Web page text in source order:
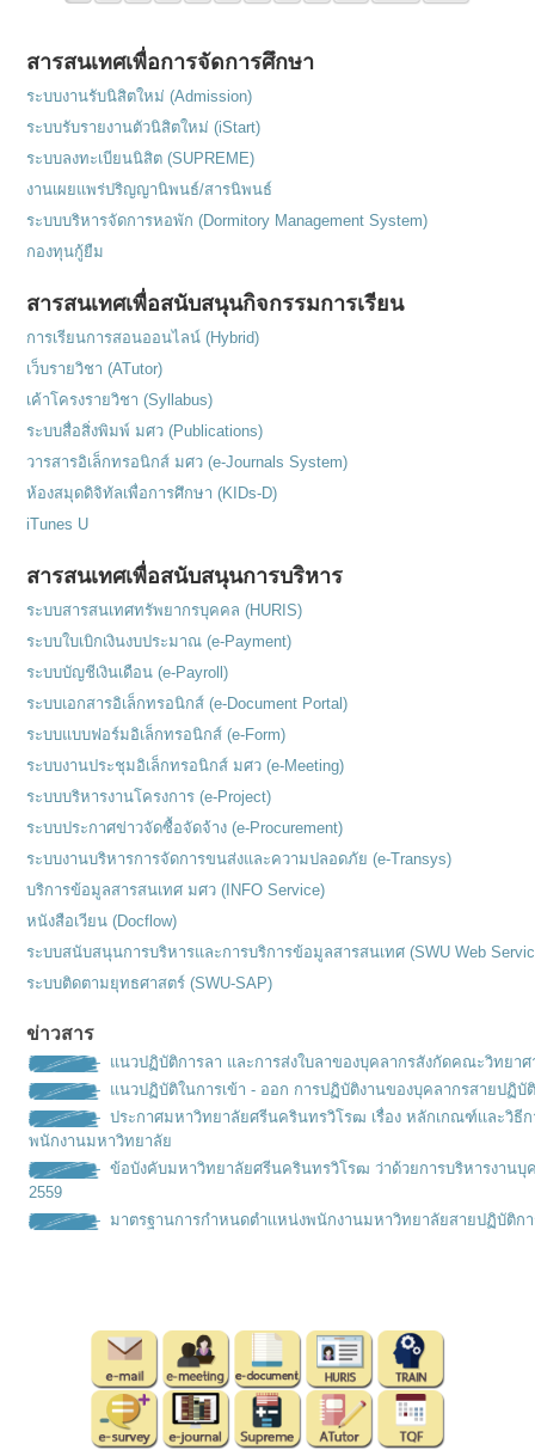
สารสนเทศเพื่อการจัดการศึกษา
ระบบงานรับนิสิตใหม่ (Admission)
ระบบรับรายงานตัวนิสิตใหม่ (iStart)
ระบบลงทะเบียนนิสิต (SUPREME)
งานเผยแพร่ปริญญานิพนธ์/สารนิพนธ์
ระบบบริหารจัดการหอพัก (Dormitory Management System)
กองทุนกู้ยืม
สารสนเทศเพื่อสนับสนุนกิจกรรมการเรียน
การเรียนการสอนออนไลน์ (Hybrid)
เว็บรายวิชา (ATutor)
เค้าโครงรายวิชา (Syllabus)
ระบบสื่อสิ่งพิมพ์ มศว (Publications)
วารสารอิเล็กทรอนิกส์ มศว (e-Journals System)
ห้องสมุดดิจิทัลเพื่อการศึกษา (KIDs-D)
iTunes U
สารสนเทศเพื่อสนับสนุนการบริหาร
ระบบสารสนเทศทรัพยากรบุคคล (HURIS)
ระบบใบเบิกเงินงบประมาณ (e-Payment)
ระบบบัญชีเงินเดือน (e-Payroll)
ระบบเอกสารอิเล็กทรอนิกส์ (e-Document Portal)
ระบบแบบฟอร์มอิเล็กทรอนิกส์ (e-Form)
ระบบงานประชุมอิเล็กทรอนิกส์ มศว (e-Meeting)
ระบบบริหารงานโครงการ (e-Project)
ระบบประกาศข่าวจัดซื้อจัดจ้าง (e-Procurement)
ระบบงานบริหารการจัดการขนส่งและความปลอดภัย (e-Transys)
บริการข้อมูลสารสนเทศ มศว (INFO Service)
หนังสือเวียน (Docflow)
ระบบสนับสนุนการบริหารและการบริการข้อมูลสารสนเทศ (SWU Web
ระบบติดตามยุทธศาสตร์ (SWU-SAP)
ข่าวสาร
แนวปฏิบัติการลา และการส่งใบลาของบุคลากรสังกัดคณะวิทยาศ
แนวปฏิบัติในการเข้า - ออก การปฏิบัติงานของบุคลากรสายปฏิบั
ประกาศมหาวิทยาลัยศรีนครินทรวิโรฒ เรื่อง หลักเกณฑ์เเละวิธี
พนักงานมหาวิทยาลัย
ข้อบังคับมหาวิทยาลัยศรีนครินทรวิโรฒ ว่าด้วยการบริหารงาน
2559
มาตรฐานการกำหนดตำเเหน่งพนักงานมหาวิทยาลัยสายปฏิบัติก